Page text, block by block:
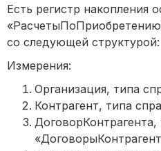
Есть регистр накопления
со следующей структурой:
Измерения:
Организация, типа
Контрагент, типа